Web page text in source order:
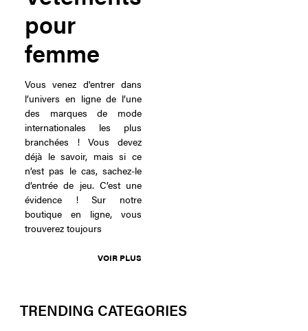
pour
femme
Vous venez d'entrer dans
l’univers en ligne de l’une
des marques de mode
internationales les plus
branchées ! Vous devez
déjà le savoir, mais si ce
n’est pas le cas, sachez-le
d’entrée de jeu. C’est une
évidence ! Sur notre
boutique en ligne, vous
trouverez toujours
VOIR PLUS
TRENDING CATEGORIES